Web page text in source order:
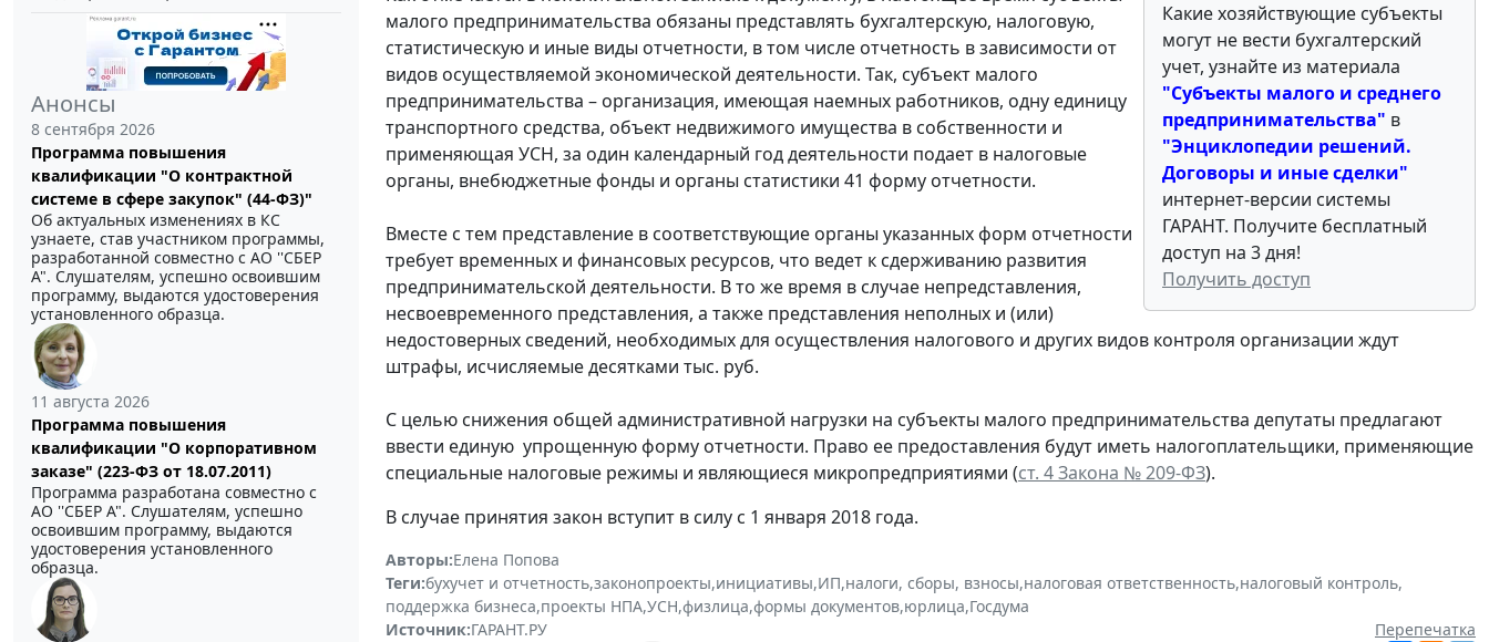
Анонсы
8 сентября 2026
Программа повышения
квалификации "О контрактной
системе в сфере закупок" (44-ФЗ)"
Об актуальных изменениях в КС
узнаете, став участником программы,
разработанной совместно с АО ''СБЕР
А". Слушателям, успешно освоившим
программу, выдаются удостоверения
установленного образца.
11 августа 2026
Программа повышения
квалификации "О корпоративном
заказе" (223-ФЗ от 18.07.2011)
Программа разработана совместно с
АО ''СБЕР А". Слушателям, успешно
освоившим программу, выдаются
удостоверения установленного
образца.
Какие хозяйствующие субъекты
могут не вести бухгалтерский
учет, узнайте из материала
"Субъекты малого и среднего
предпринимательства" в
"Энциклопедии решений.
Договоры и иные сделки"
интернет-версии системы
ГАРАНТ. Получите бесплатный
доступ на 3 дня!
Получить доступ
малого предпринимательства обязаны представлять бухгалтерскую, налоговую,
статистическую и иные виды отчетности, в том числе отчетность в зависимости от
видов осуществляемой экономической деятельности. Так, субъект малого
предпринимательства – организация, имеющая наемных работников, одну единицу
транспортного средства, объект недвижимого имущества в собственности и
применяющая УСН, за один календарный год деятельности подает в налоговые
органы, внебюджетные фонды и органы статистики 41 форму отчетности.
Вместе с тем представление в соответствующие органы указанных форм отчетности
требует временных и финансовых ресурсов, что ведет к сдерживанию развития
предпринимательской деятельности. В то же время в случае непредставления,
несвоевременного представления, а также представления неполных и (или)
недостоверных сведений, необходимых для осуществления налогового и других видов контроля организации ждут
штрафы, исчисляемые десятками тыс. руб.
С целью снижения общей административной нагрузки на субъекты малого предпринимательства депутаты предлагают
ввести единую упрощенную форму отчетности. Право ее предоставления будут иметь налогоплательщики, применяющие
специальные налоговые режимы и являющиеся микропредприятиями (ст. 4 Закона № 209-ФЗ).
В случае принятия закон вступит в силу с 1 января 2018 года.
Авторы:Елена Попова
Теги:бухучет и отчетность,законопроекты,инициативы,ИП,налоги, сборы, взносы,налоговая ответственность,налоговый контроль,
поддержка бизнеса,проекты НПА,УСН,физлица,формы документов,юрлица,Госдума
Источник:ГАРАНТ.РУ
Перепечатка